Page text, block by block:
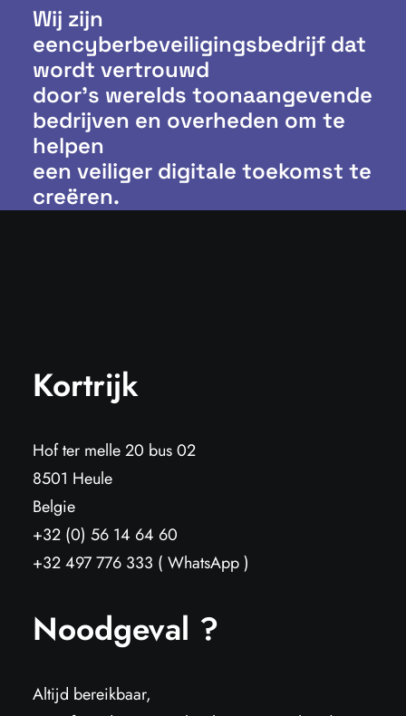
Wij zijn
eencyberbeveiligingsbedrijf dat
wordt vertrouwd
door’s werelds toonaangevende
bedrijven en overheden om te
helpen
een veiliger digitale toekomst te
creëren.
Kortrijk
Hof ter melle 20 bus 02
8501 Heule
Belgie
+32 (0) 56 14 64 60
+32 497 776 333 ( WhatsApp )
Noodgeval ?
Altijd bereikbaar,